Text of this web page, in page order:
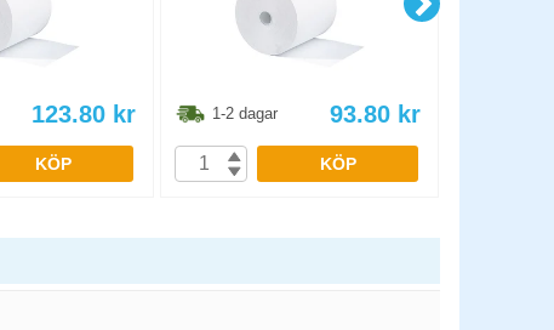
123.80 kr
KÖP
1-2 dagar 93.80 kr
KÖP